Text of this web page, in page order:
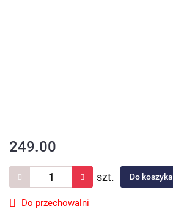
249.00
szt. Do koszyka
Do przechowalni